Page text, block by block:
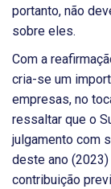
portanto, não
sobre eles.
Com a
cria-se um
empresas, no
ressaltar que o
julgamento com
deste ano
contribuição